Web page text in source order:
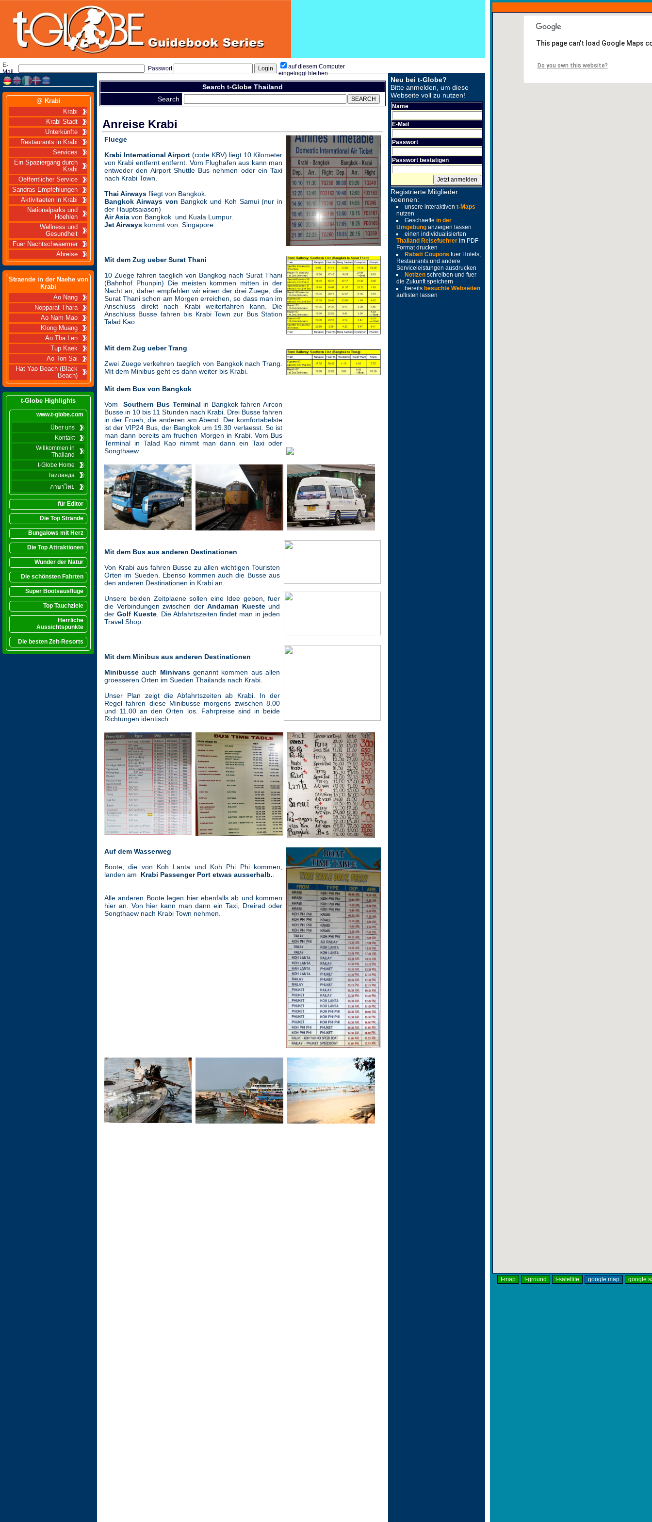
E-
Mail
Passwort
auf diesem Computer
eingeloggt bleiben
@ Krabi
Krabi
Krabi Stadt
Unterkünfte
Restaurants in Krabi
Services
Ein Spaziergang durch
Krabi
Oeffentlicher Service
Sandras Empfehlungen
Aktivitaeten in Krabi
Nationalparks und
Hoehlen
Wellness und
Gesundheit
Fuer Nachtschwaermer
Abreise
Straende in der Naehe von
Krabi
Ao Nang
Nopparat Thara
Ao Nam Mao
Klong Muang
Ao Tha Len
Tup Kaek
Ao Ton Sai
Hat Yao Beach (Black
Beach)
t-Globe Highlights
www.t-globe.com
Über uns
Kontakt
Willkommen in
Thailand
t-Globe Home
Таиланда
ภาษาไทย
für Editor
Die Top Strände
Bungalows mit Herz
Die Top Attraktionen
Wunder der Natur
Die schönsten Fahrten
Super Bootsausflüge
Top Tauchziele
Herrliche
Aussichtspunkte
Die besten Zelt-Resorts
Search t-Globe Thailand
Search
Anreise Krabi
Fluege
Krabi International Airport (code KBV) liegt 10 Kilometer
von Krabi entfernt entfernt. Vom Flughafen aus kann man
entweder den Airport Shuttle Bus nehmen oder ein Taxi
nach Krabi Town.
Thai Airways fliegt von Bangkok.
Bangkok Airways von Bangkok und Koh Samui (nur in
der Hauptsaiason)
Air Asia von Bangkok und Kuala Lumpur.
Jet Airways kommt von Singapore.
Mit dem Zug ueber Surat Thani
10 Zuege fahren taeglich von Bangkog nach Surat Thani
(Bahnhof Phunpin) Die meisten kommen mitten in der
Nacht an, daher empfehlen wir einen der drei Zuege, die
Surat Thani schon am Morgen erreichen, so dass man im
Anschluss direkt nach Krabi weiterfahren kann. Die
Anschluss Busse fahren bis Krabi Town zur Bus Station
Talad Kao.
Mit dem Zug ueber Trang
Zwei Zuege verkehren taeglich von Bangkok nach Trang.
Mit dem Minibus geht es dann weiter bis Krabi.
Mit dem Bus von Bangkok
VomSouthern Bus Terminal in Bangkok fahren Aircon
Busse in 10 bis 11 Stunden nach Krabi. Drei Busse fahren
in der Frueh, die anderen am Abend. Der komfortabelste
ist der VIP24 Bus, der Bangkok um 19.30 verlaesst. So ist
man dann bereits am fruehen Morgen in Krabi. Vom Bus
Terminal in Talad Kao nimmt man dann ein Taxi oder
Songthaew.
Mit dem Bus aus anderen Destinationen
Von Krabi aus fahren Busse zu allen wichtigen Touristen
Orten im Sueden. Ebenso kommen auch die Busse aus
den anderen Destinationen in Krabi an.
Unsere beiden Zeitplaene sollen eine Idee geben, fuer
die Verbindungen zwischen der Andaman Kuesteund
der Golf Kueste . Die Abfahrtszeiten findet man in jeden
Travel Shop.
Mit dem Minibus aus anderen Destinationen
Minibusse auch Minivansgenannt kommen aus allen
groesseren Orten im Sueden Thailands nach Krabi.
Unser Plan zeigt die Abfahrtszeiten ab Krabi. In der
Regel fahren diese Minibusse morgens zwischen 8.00
und 11.00 an den Orten los. Fahrpreise sind in beide
Richtungen identisch.
Auf dem Wasserweg
Boote, die von Koh Lanta und Koh Phi Phi kommen,
landen am Krabi Passenger Port etwas ausserhalb.
Alle anderen Boote legen hier ebenfalls ab und kommen
hier an. Von hier kann man dann ein Taxi, Dreirad oder
Songthaew nach Krabi Town nehmen.
Neu bei t-Globe?
Bitte anmelden, um diese
Webseite voll zu nutzen!
Name
E-Mail
Passwort
Passwort bestätigen
Registrierte Mitglieder
koennen:
unsere interaktiven t-Maps
nutzen
Geschaefte in der
Umgebung anzeigen lassen
einen individualisierten
Thailand Reisefuehrer im PDF-
Format drucken
Rabatt Coupons fuer Hotels,
Restaurants und andere
Serviceleistungen ausdrucken
Notizen schreiben und fuer
die Zukunft speichern
bereits besuchte Webseiten
auflisten lassen
This page can't load Google Maps
Do you own this website?